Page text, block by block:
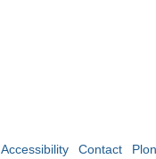
Accessibility Contact